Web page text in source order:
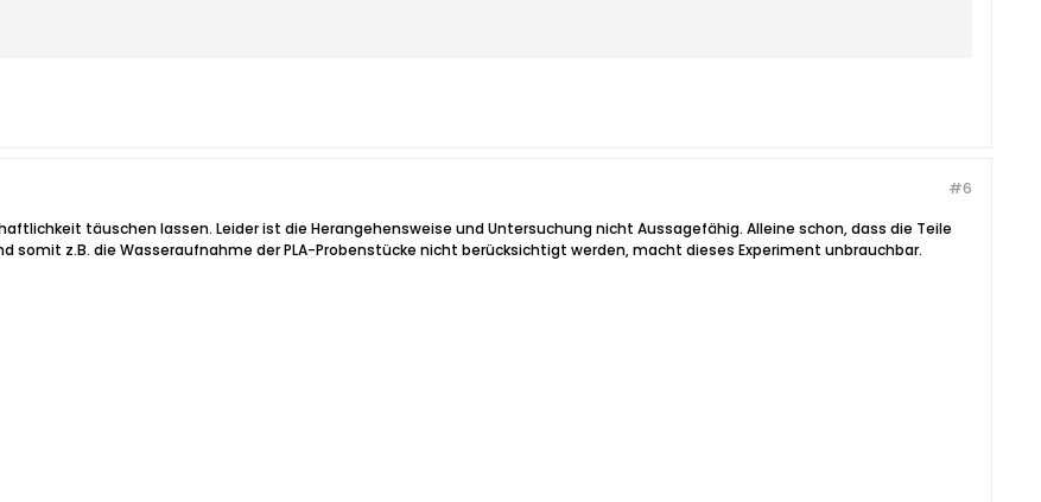
#6
täuschen lassen. Leider ist die Herangehensweise und Untersuchung nicht Aussagefähig. Alleine schon, dass die Teile
somit z.B. die Wasseraufnahme der PLA-Probenstücke nicht berücksichtigt werden, macht dieses Experiment unbrauchbar.